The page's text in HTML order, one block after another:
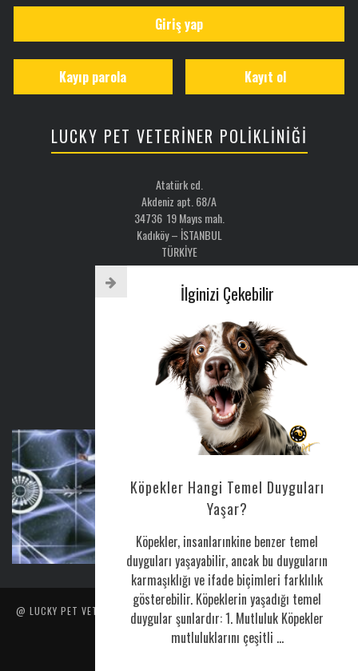
İlginizi Çekebilir
Köpekler Hangi Temel Duyguları
Yaşar?
Köpekler, insanlarınkine benzer temel
duyguları yaşayabilir, ancak bu duyguların
karmaşıklığı ve ifade biçimleri farklılık
gösterebilir. Köpeklerin yaşadığı temel
duygular şunlardır: 1. Mutluluk Köpekler
mutluluklarını çeşitli ...
Giriş yap
Kayıt ol
Kayıp parola
LUCKY PET VETERİNER POLİKLİNİĞİ
Atatürk cd.
Akdeniz apt. 68/A
34736 19 Mayıs mah.
Kadıköy – İSTANBUL
TÜRKİYE
Email: luckypet@luckypet.com.tr
www.luckypet.com.tr
Tel : 0216 386 77 52
AYLIK BÜLTEN
CORONAVIRUS HAKKINDA
Nis 25, 2020 0
@ LUCKY PET VETERINER POLIKLINIĞI TARAFINDAN YAPILMIŞTIR. İÇERIK
VE RESIMLERIN HER HAKKI SAKLIDIR.
HİZMETLERİMİZ